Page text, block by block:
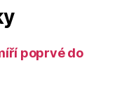
poprvé do